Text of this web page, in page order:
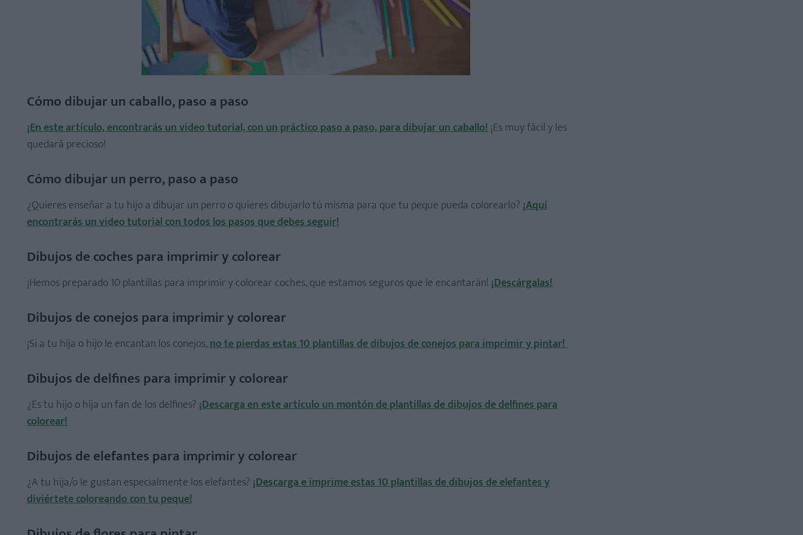
Cómo dibujar un caballo, paso a paso
¡En este artículo, encontrarás un video tutorial, con un práctico paso a paso, para dibujar un caballo!¡Es muy fácil y les
quedará precioso!
Cómo dibujar un perro, paso a paso
¿Quieres enseñar a tu hijo a dibujar un perro o quieres dibujarlo tú misma para que tu peque pueda colorearlo? ¡Aquí
encontrarás un video tutorial con todos los pasos que debes seguir!
Dibujos de coches para imprimir y colorear
¡Hemos preparado 10 plantillas para imprimir y colorear coches, que estamos seguros que le encantarán! ¡Descárgalas!
Dibujos de conejos para imprimir y colorear
¡Si a tu hija o hijo le encantan los conejos,no te pierdas estas 10 plantillas de dibujos de conejos para imprimir y pintar!
Dibujos de delfines para imprimir y colorear
¿Es tu hijo o hija un fan de los delfines? ¡Descarga en este artículo un montón de plantillas de dibujos de delfines para
colorear!
Dibujos de elefantes para imprimir y colorear
¿A tu hija/o le gustan especialmente los elefantes? ¡Descarga e imprime estas 10 plantillas de dibujos de elefantes y
diviértete coloreando con tu peque!